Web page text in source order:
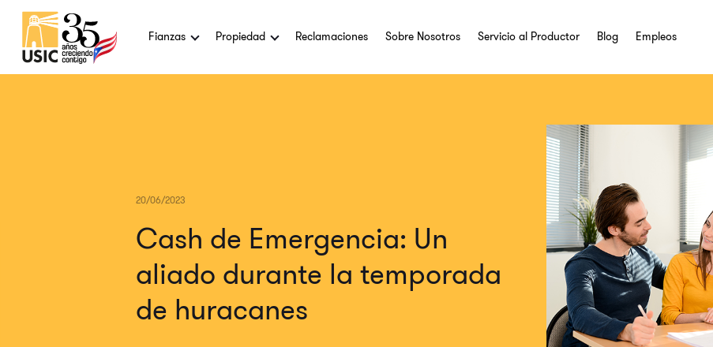
Fianzas Propiedad Reclamaciones Sobre Nosotros Servicio al Productor Blog Empleos
20/06/2023
Cash de Emergencia: Un
aliado durante la temporada
de huracanes